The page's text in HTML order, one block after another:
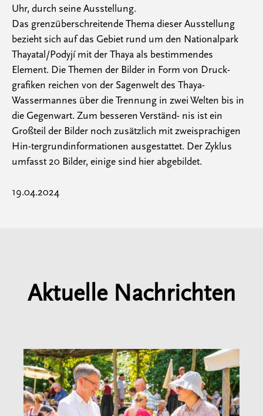
Uhr, durch seine Ausstellung.
Das grenzüberschreitende Thema dieser Ausstellung
bezieht sich auf das Gebiet rund um den Nationalpark
Thayatal/Podyjí mit der Thaya als bestimmendes
Element. Die Themen der Bilder in Form von Druck-
grafiken reichen von der Sagenwelt des Thaya-
Wassermannes über die Trennung in zwei Welten bis in
die Gegenwart. Zum besseren Verständ- nis ist ein
Großteil der Bilder noch zusätzlich mit zweisprachigen
Hin-tergrundinformationen ausgestattet. Der Zyklus
umfasst 20 Bilder, einige sind hier abgebildet.
19.04.2024
Aktuelle Nachrichten